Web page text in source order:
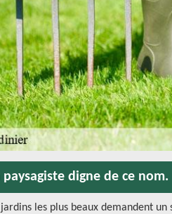
paysagiste digne de ce nom.
jardins les plus beaux demandent